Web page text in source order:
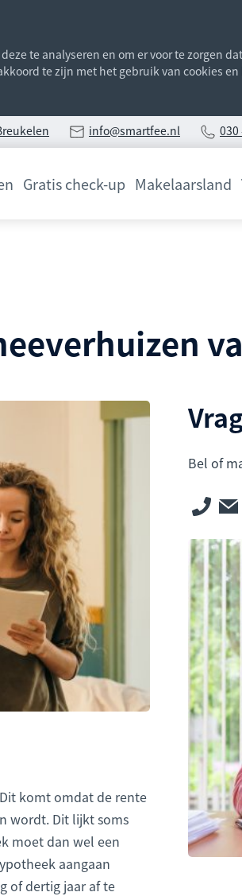
te analyseren en om er voor te zorgen
te zijn met het gebruik van cookies
info@smartfee.nl 030
Gratis check-up Makelaarsland
komt omdat de rente
wordt. Dit lijkt soms
moet dan wel een
aangaan
of dertig jaar af te
Bel of